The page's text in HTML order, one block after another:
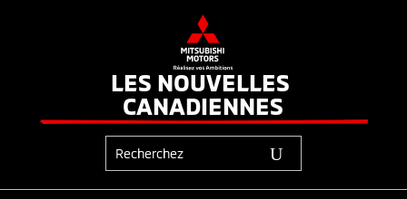
LES NOUVELLES
CANADIENNES